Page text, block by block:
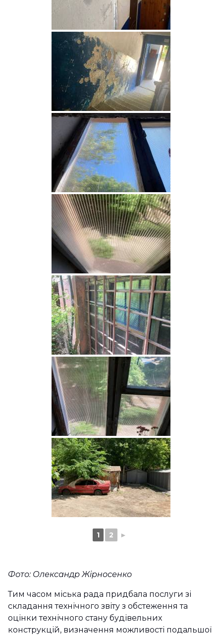
1 2 ►
Фото: Олександр Жірносенко
Тим часом міська рада придбала послуги зі
складання технічного звіту з обстеження та
оцінки технічного стану будівельних
конструкцій, визначення можливості подальшої